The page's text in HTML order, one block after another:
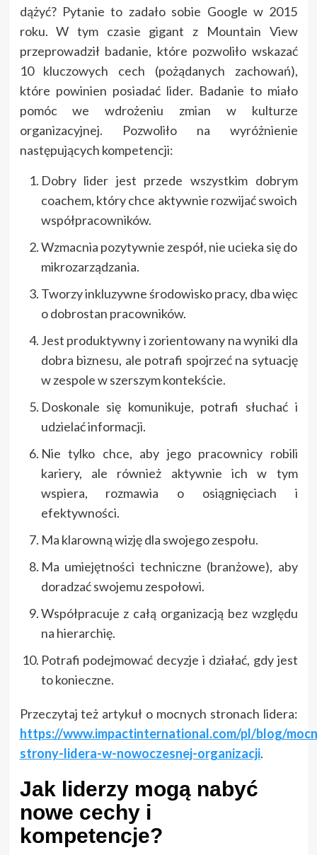
dążyć? Pytanie to zadało sobie Google w 2015
roku. W tym czasie gigant z Mountain View
przeprowadził badanie, które pozwoliło wskazać
10 kluczowych cech (pożądanych zachowań),
które powinien posiadać lider. Badanie to miało
pomóc we wdrożeniu zmian w kulturze
organizacyjnej. Pozwoliło na wyróżnienie
następujących kompetencji:
Dobry lider jest przede wszystkim dobrym
coachem, który chce aktywnie rozwijać swoich
współpracowników.
Wzmacnia pozytywnie zespół, nie ucieka się do
mikrozarządzania.
Tworzy inkluzywne środowisko pracy, dba więc
o dobrostan pracowników.
Jest produktywny i zorientowany na wyniki dla
dobra biznesu, ale potrafi spojrzeć na sytuację
w zespole w szerszym kontekście.
Doskonale się komunikuje, potrafi słuchać i
udzielać informacji.
Nie tylko chce, aby jego pracownicy robili
kariery, ale również aktywnie ich w tym
wspiera, rozmawia o osiągnięciach i
efektywności.
Ma klarowną wizję dla swojego zespołu.
Ma umiejętności techniczne (branżowe), aby
doradzać swojemu zespołowi.
Współpracuje z całą organizacją bez względu
na hierarchię.
Potrafi podejmować decyzje i działać, gdy jest
to konieczne.
Przeczytaj też artykuł o mocnych stronach lidera:
https://www.impactinternational.com/pl/blog/
strony-lidera-w-nowoczesnej-organizacji.
Jak liderzy mogą nabyć
nowe cechy i
kompetencje?